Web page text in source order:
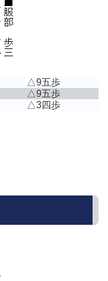
△9五歩
△9五歩
△3四歩